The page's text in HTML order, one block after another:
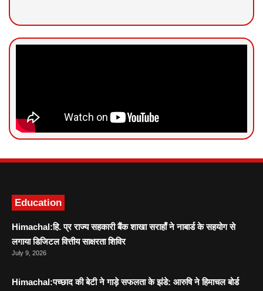
Education
Himachal:हि. प्र राज्य सहकारी बैंक शाखा सराहाँ ने नाबार्ड के सहयोग से
लगाया डिजिटल वित्तीय साक्षरता शिविर
July 9, 2026
Himachal:पच्छाद की बेटी ने गाड़े सफलता के झंडे: आरुषि ने हिमाचल बोर्ड